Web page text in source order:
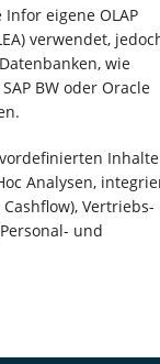
eigene OLAP
verwendet,
wie
BW oder Oracle
Analysen,
Vertriebs-
und